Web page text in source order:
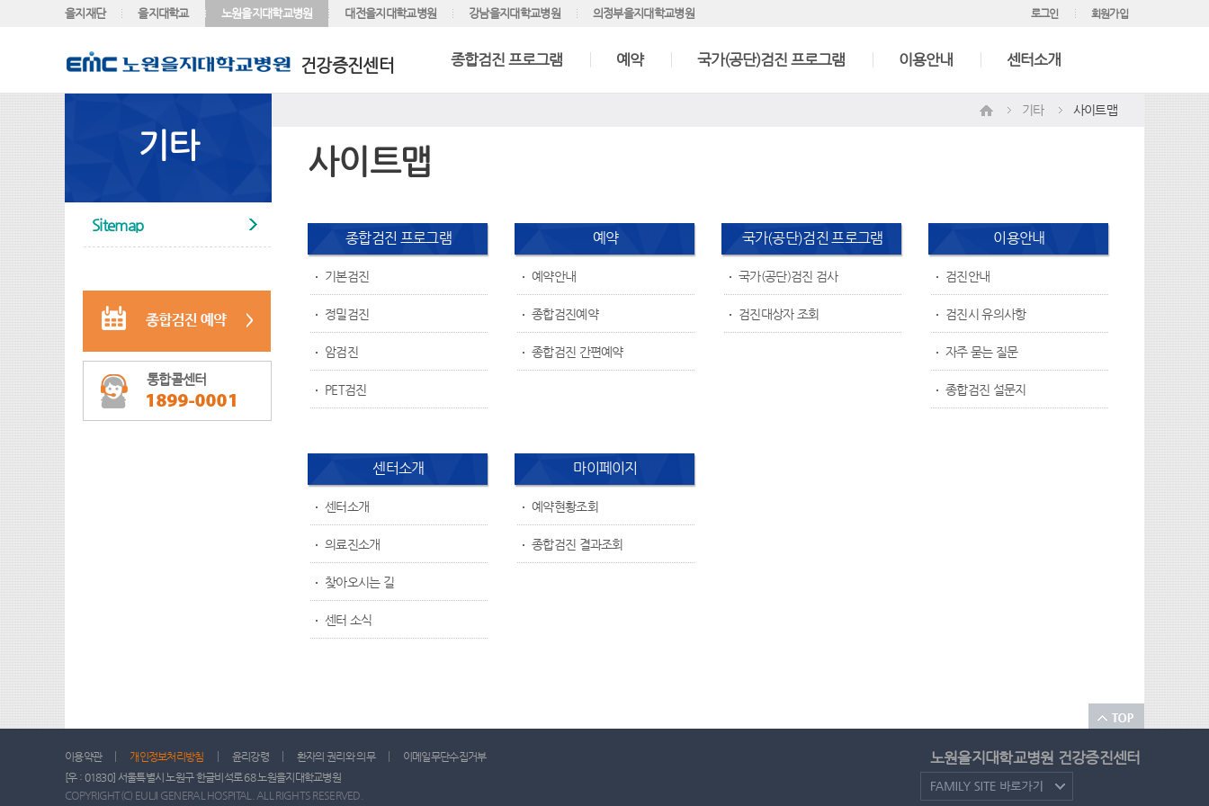
을지재단 을지대학교 노원을지대학교병원 대전을지대학교병원 강남을지대학교병원 의정부을지대학교병원 로그인 회원가입
건강증진센터 종합검진 프로그램 예약 국가(공단)검진 프로그램 이용안내 센터소개
기타
Sitemap
통합콜센터
기타 사이트맵
사이트맵
종합검진 프로그램
기본검진
정밀검진
암검진
PET검진
예약
예약안내
종합검진예약
종합검진 간편예약
국가(공단)검진 프로그램
국가(공단)검진 검사
검진대상자 조회
이용안내
검진안내
검진시 유의사항
자주 묻는 질문
종합검진 설문지
센터소개
센터소개
의료진소개
찾아오시는 길
센터 소식
마이페이지
예약현황조회
종합검진 결과조회
이용약관 개인정보처리방침 윤리강령 환자의 권리와 의무
이메일무단수집거부
[우 : 01830] 서울특별시 노원구 한글비석로 68 노원을지대학교병원
COPYRIGHT(C) EULJI GENERAL HOSPITAL. ALL RIGHTS RESERVED.
노원을지대학교병원 건강증진센터